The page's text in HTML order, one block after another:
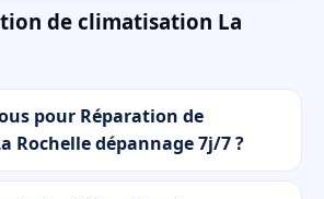
de climatisation La
pour Réparation de
Rochelle dépannage 7j/7 ?